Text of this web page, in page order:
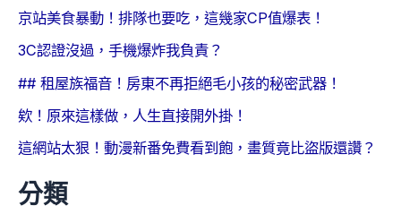
京站美食暴動！排隊也要吃，這幾家CP值爆表！
3C認證沒過，手機爆炸我負責？
## 租屋族福音！房東不再拒絕毛小孩的秘密武器！
欸！原來這樣做，人生直接開外掛！
這網站太狠！動漫新番免費看到飽，畫質竟比盜版還讚？
分類